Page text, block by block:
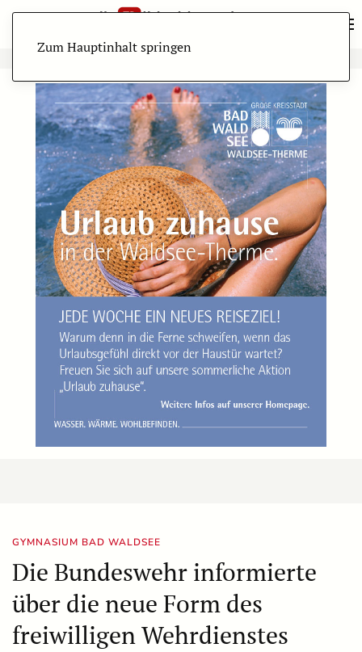
Zum Hauptinhalt springen
GYMNASIUM BAD WALDSEE
Die Bundeswehr informierte
über die neue Form des
freiwilligen Wehrdienstes